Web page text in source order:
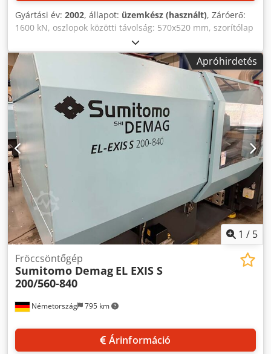
Gyártási év: 2002, állapot: üzemkész (használt), Záróerő:
1600 kN, oszlopok közötti távolság: 570x520 mm, szorítólap
méretei: 810x805 mm, max. szerszámátmérő: 804 mm,
forgótányér átmérő: 735 mm, min. beépítési magasság:
300 mm, nyitási löket: 650 mm, nyitási erő: 84 kN,
oszlopátmérő: 80 mm, max. szabad nyílás: 950 mm,
kilökőerő: 41,2 kN, kilökő löket: 200 mm, olajtartály
térfogata: 400 l, standard hajtási teljesítmény: 37 kW,
hidraulikus üzemi nyomás: 240 bar, vezérlés: Battenfeld
Unilog B4, tömeg: 7,8 t. A helyszíni megtekintés lehetséges.
Dodpfoy T Sdzsx Adqokr
Apróhirdetés
1 / 5
Németország 795 km
Fröccsöntőgép
Sumitomo Demag EL EXIS S
200/560-840
Árinformáció